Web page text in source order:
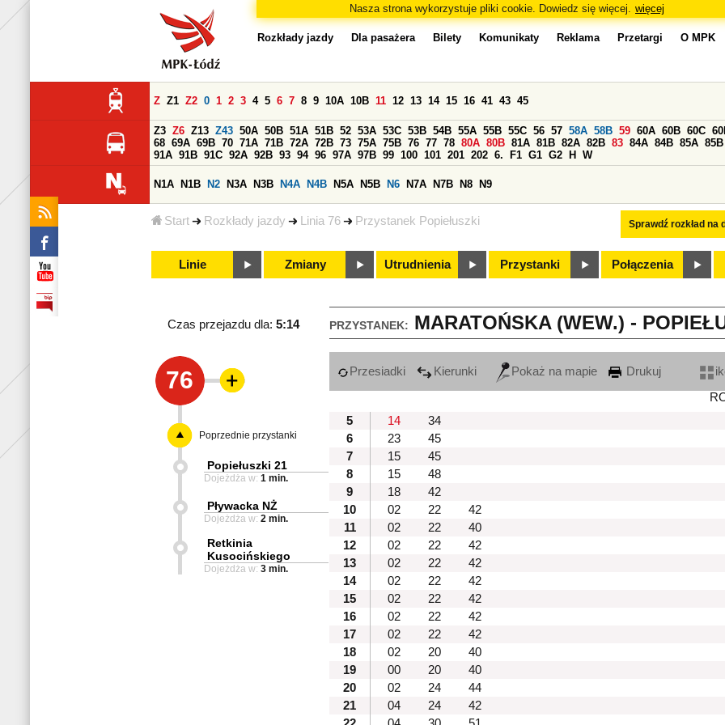
Nasza strona wykorzystuje pliki cookie. Dowiedz się więcej. więcej
Start Rozkłady jazdy Linia 76 Przystanek Popiełuszki
Rozkłady jazdy Dla pasażera Bilety Komunikaty Reklama Przetargi O MPK
Sprawdź rozkład na
Z Z1 Z2 0 1 2 3 4 5 6 7 8 9 10A 10B 11 12 13 14 15 16 41 43 45
Z3 Z6 Z13 Z43 50A 50B 51A 51B 52 53A 53C 53B 54B 55A 55B 55C 56 57 58A 58B 59 60A 60B 60C
68 69A 69B 70 71A 71B 72A 72B 73 75A 75B 76 77 78 80A 80B 81A 81B 82A 82B 83 84A 84B 85A 85B
91A 91B 91C 92A 92B 93 94 96 97A 97B 99 100 101 201 202 6. F1 G1 G2 H W
N1A N1B N2 N3A N3B N4A N4B N5A N5B N6 N7A N7B N8 N9
Linie Zmiany Utrudnienia Przystanki Połączenia
PRZYSTANEK: MARATOŃSKA (WEW.) -
Czas przejazdu dla: 5:14
76 Przesiadki Kierunki Pokaż na mapie Drukuj
5
14
34
6
23
45
7
15
45
8
15
48
9
18
42
10
02 22
42
11
02 22
40
12
02 22
42
13
02 22
42
14
02 22
42
15
02 22
42
16
02 22
42
17
02 22
42
18
02 20
40
19
00 20
40
20
02 24
44
21
04 24
42
Poprzednie przystanki
Popiełuszki 21
Dojeżdża w: 1 min.
Pływacka NŻ
Dojeżdża w: 2 min.
Retkinia
Kusocińskiego
Dojeżdża w: 3 min.